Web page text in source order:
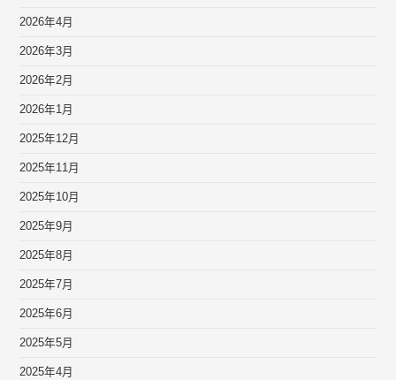
2026年4月
2026年3月
2026年2月
2026年1月
2025年12月
2025年11月
2025年10月
2025年9月
2025年8月
2025年7月
2025年6月
2025年5月
2025年4月